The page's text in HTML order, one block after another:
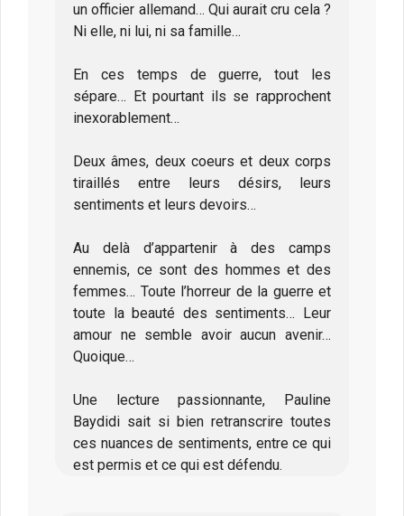
un officier allemand… Qui aurait cru cela ?
Ni elle, ni lui, ni sa famille…
En ces temps de guerre, tout les
sépare… Et pourtant ils se rapprochent
inexorablement…
Deux âmes, deux coeurs et deux corps
tiraillés entre leurs désirs, leurs
sentiments et leurs devoirs…
Au delà d’appartenir à des camps
ennemis, ce sont des hommes et des
femmes… Toute l’horreur de la guerre et
toute la beauté des sentiments… Leur
amour ne semble avoir aucun avenir…
Quoique…
Une lecture passionnante, Pauline
Baydidi sait si bien retranscrire toutes
ces nuances de sentiments, entre ce qui
est permis et ce qui est défendu.